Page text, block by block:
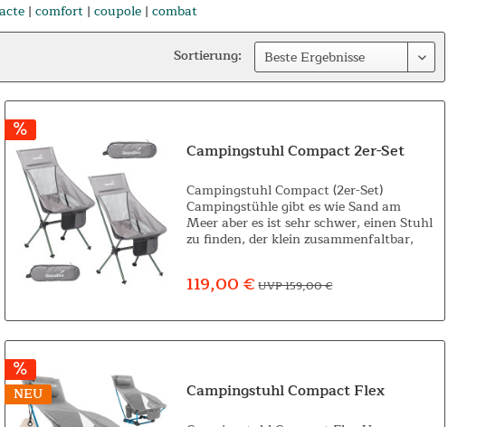
| comfort | coupole | combat
Sortierung:
Campingstuhl Compact 2er-Set
Campingstuhl Compact (2er-Set)
Campingstühle gibt es wie Sand am
Meer aber es ist sehr schwer, einen Stuhl
zu finden, der klein zusammenfaltbar,
handlich ist....
119,00 € UVP 159,00 €
NEU Campingstuhl Compact Flex